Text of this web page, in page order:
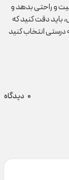
و راحتی بدهد و
دقت کنید که
انتخاب کنید
0 دیدگاه